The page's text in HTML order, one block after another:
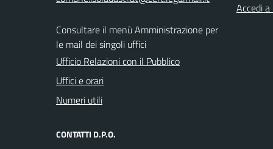
Consultare il menù Amministrazione per
le mail dei singoli uffici
Ufficio Relazioni con il Pubblico
Uffici e orari
Numeri utili
CONTATTI D.P.O.
Accedi